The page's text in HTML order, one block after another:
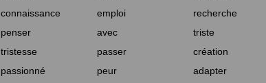
connaissance
emploi recherche
penser
avec triste
tristesse
passer création
passionné
peur adapter